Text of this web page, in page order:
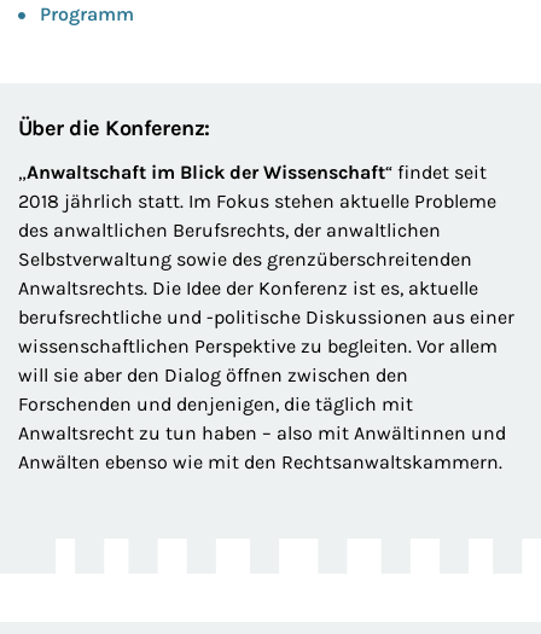
Programm
Über die Konferenz:
„Anwaltschaft im Blick der Wissenschaft“ findet seit
2018 jährlich statt. Im Fokus stehen aktuelle Probleme
des anwaltlichen Berufsrechts, der anwaltlichen
Selbstverwaltung sowie des grenzüberschreitenden
Anwaltsrechts. Die Idee der Konferenz ist es, aktuelle
berufsrechtliche und -politische Diskussionen aus einer
wissenschaftlichen Perspektive zu begleiten. Vor allem
will sie aber den Dialog öffnen zwischen den
Forschenden und denjenigen, die täglich mit
Anwaltsrecht zu tun haben – also mit Anwältinnen und
Anwälten ebenso wie mit den Rechtsanwaltskammern.